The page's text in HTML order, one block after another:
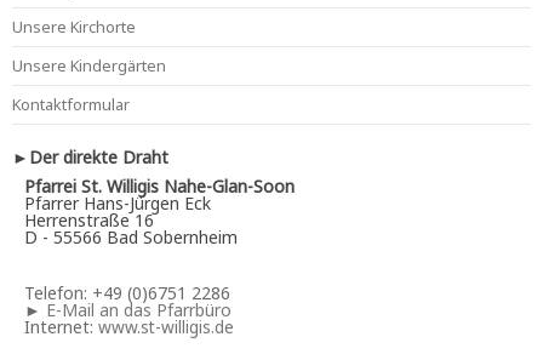
Unsere Kirchorte
Unsere Kindergärten
Kontaktformular
►Der direkte Draht
Pfarrei St. Willigis Nahe-Glan-Soon
Pfarrer Hans-Jürgen Eck
Herrenstraße 16
D - 55566 Bad Sobernheim
Telefon: +49 (0)6751 2286
► E-Mail an das Pfarrbüro
Internet: www.st-willigis.de